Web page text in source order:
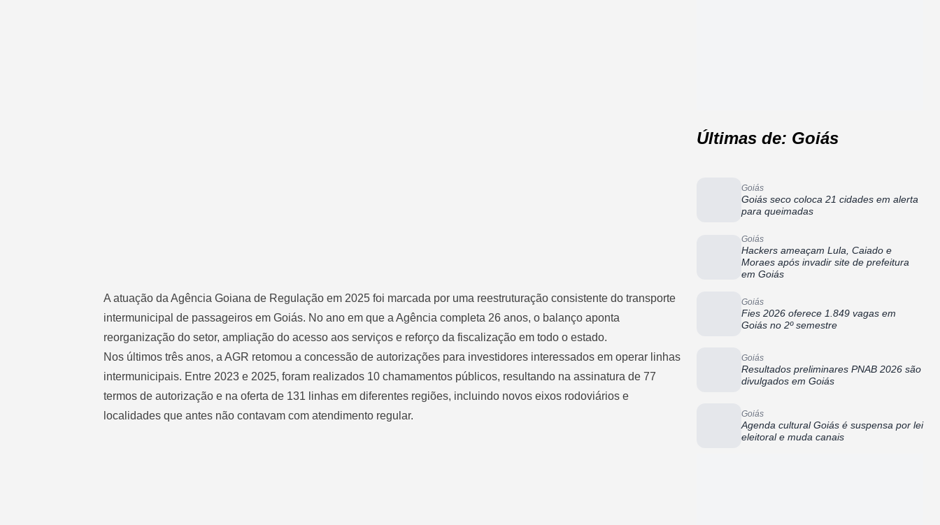
A atuação da Agência Goiana de Regulação em 2025 foi marcada por uma reestruturação consistente do transporte
intermunicipal de passageiros em Goiás. No ano em que a Agência completa 26 anos, o balanço aponta
reorganização do setor, ampliação do acesso aos serviços e reforço da fiscalização em todo o estado.
Nos últimos três anos, a AGR retomou a concessão de autorizações para investidores interessados em operar linhas
intermunicipais. Entre 2023 e 2025, foram realizados 10 chamamentos públicos, resultando na assinatura de 77
termos de autorização e na oferta de 131 linhas em diferentes regiões, incluindo novos eixos rodoviários e
localidades que antes não contavam com atendimento regular.
Últimas de: Goiás
Goiás
Goiás seco coloca 21 cidades em alerta
para queimadas
Goiás
Hackers ameaçam Lula, Caiado e
Moraes após invadir site de prefeitura
em Goiás
Goiás
Fies 2026 oferece 1.849 vagas em
Goiás no 2º semestre
Goiás
Resultados preliminares PNAB 2026 são
divulgados em Goiás
Goiás
Agenda cultural Goiás é suspensa por lei
eleitoral e muda canais